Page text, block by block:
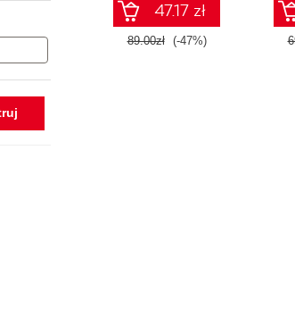
47.17 zł
89.00zł (-47%)